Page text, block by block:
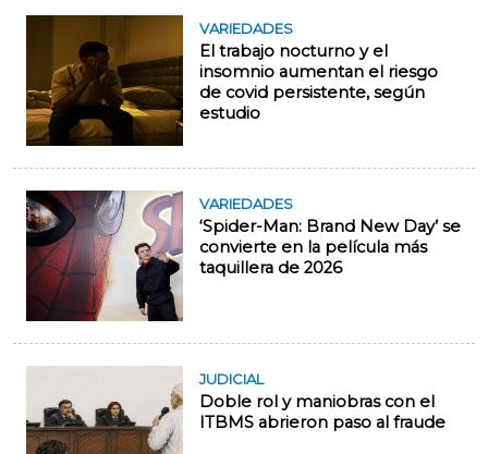
VARIEDADES
El trabajo nocturno y el
insomnio aumentan el riesgo
de covid persistente, según
estudio
VARIEDADES
‘Spider-Man: Brand New Day’ se
convierte en la película más
taquillera de 2026
JUDICIAL
Doble rol y maniobras con el
ITBMS abrieron paso al fraude